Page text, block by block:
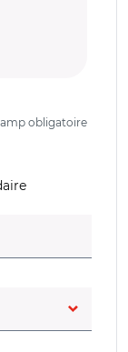
obligatoire